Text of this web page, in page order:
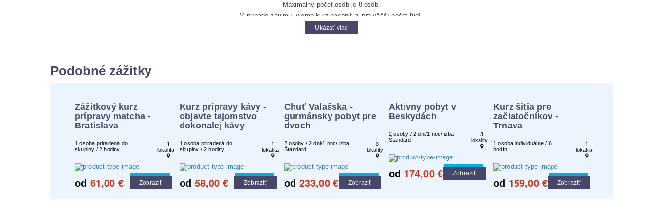
Maximálny počet osôb je 8 osôb.
V prípade záujmu, vieme kurz naceniť aj pre väčší počet ľudí.
Rezervácia:minimálne 2 týždne vopred
Ukázať viac
Podobné zážitky
Zážitkový kurz
prípravy matcha -
Bratislava
1 osoba priradená do
skupiny / 2 hodiny
1
lokalita
Cool tip
od 61,00 € Zobraziť
Kurz prípravy kávy -
objavte tajomstvo
dokonalej kávy
1 osoba priradená do
skupiny / 2 hodiny
1
lokalita
Cool tip
od 58,00 € Zobraziť
Chuť Valašska -
gurmánsky pobyt pre
dvoch
2 osoby / 2 dni/1 noc/ izba
Štandard
3
lokality
Cool tip
od 233,00€ Zobraziť
Aktívny pobyt v
Beskydách
2 osoby / 2 dni/1 noc/ izba
Štandard
3
lokality
Cool tip
od 174,00€ Zobraziť
Kurz šitia pre
začiatočníkov -
Trnava
1 osoba individuálne / 6
hodín
1
lokalita
Cool tip
od 159,00€ Zobraziť